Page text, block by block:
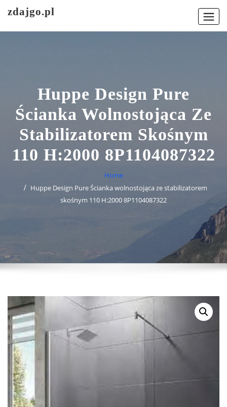
zdajgo.pl
Huppe Design Pure
Ścianka Wolnostojąca Ze
Stabilizatorem Skośnym
110 H:2000 8P1104087322
Home
Huppe Design Pure Ścianka wolnostojąca ze stabilizatorem
skośnym 110 H:2000 8P1104087322